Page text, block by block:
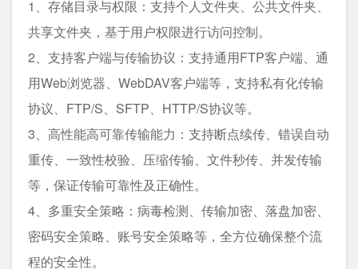
1、存储目录与权限：支持个人文件夹、公共文件夹、
共享文件夹，基于用户权限进行访问控制。
2、支持客户端与传输协议：支持通用FTP客户端、通
用Web浏览器、WebDAV客户端等，支持私有化传输
协议、FTP/S、SFTP、HTTP/S协议等。
3、高性能高可靠传输能力：支持断点续传、错误自动
重传、一致性校验、压缩传输、文件秒传、并发传输
等，保证传输可靠性及正确性。
4、多重安全策略：病毒检测、传输加密、落盘加密、
密码安全策略、账号安全策略等，全方位确保整个流
程的安全性。